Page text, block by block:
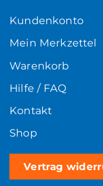
Kundenkonto
Mein Merkzettel
Warenkorb
Hilfe / FAQ
Kontakt
Shop
Vertrag